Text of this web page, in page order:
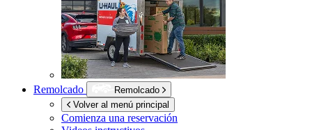
Remolcado
Remolcado
Volver al menú principal
Comienza una reservación